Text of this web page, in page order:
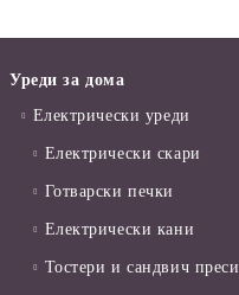
Уреди за дома
Електрически уреди
Електрически скари
Готварски печки
Електрически кани
Тостери и сандвич преси